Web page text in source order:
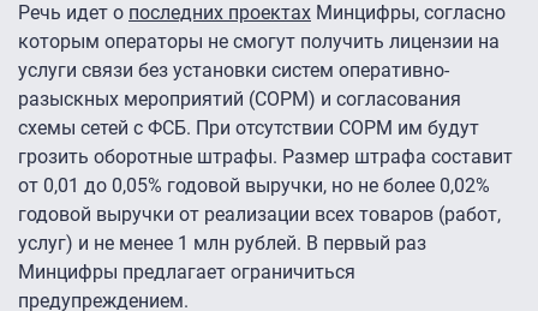
Речь идет о последних проектах Минцифры, согласно
которым операторы не смогут получить лицензии на
услуги связи без установки систем оперативно-
разыскных мероприятий (СОРМ) и согласования
схемы сетей с ФСБ. При отсутствии СОРМ им будут
грозить оборотные штрафы. Размер штрафа составит
от 0,01 до 0,05% годовой выручки, но не более 0,02%
годовой выручки от реализации всех товаров (работ,
услуг) и не менее 1 млн рублей. В первый раз
Минцифры предлагает ограничиться
предупреждением.